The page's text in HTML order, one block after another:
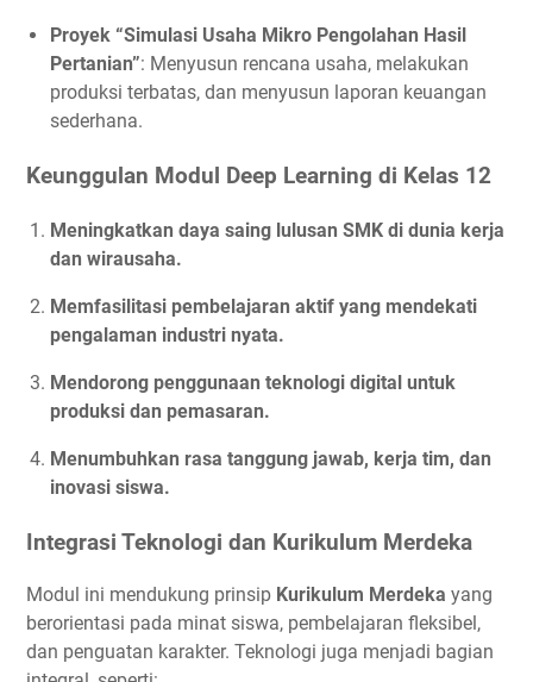
Proyek “Simulasi Usaha Mikro Pengolahan Hasil
Pertanian”: Menyusun rencana usaha, melakukan
produksi terbatas, dan menyusun laporan keuangan
sederhana.
Keunggulan Modul Deep Learning di Kelas 12
Meningkatkan daya saing lulusan SMK di dunia kerja
dan wirausaha.
Memfasilitasi pembelajaran aktif yang mendekati
pengalaman industri nyata.
Mendorong penggunaan teknologi digital untuk
produksi dan pemasaran.
Menumbuhkan rasa tanggung jawab, kerja tim, dan
inovasi siswa.
Integrasi Teknologi dan Kurikulum Merdeka
Modul ini mendukung prinsip Kurikulum Merdeka yang
berorientasi pada minat siswa, pembelajaran fleksibel,
dan penguatan karakter. Teknologi juga menjadi bagian